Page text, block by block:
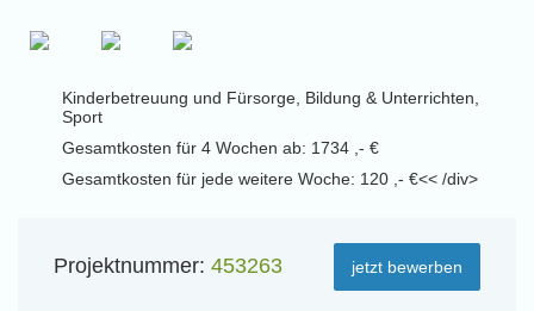
Kinderbetreuung und Fürsorge, Bildung & Unterrichten,
Sport
Gesamtkosten für 4 Wochen ab: 1734 ,- €
Gesamtkosten für jede weitere Woche: 120 ,- €<< /div>
Projektnummer: 453263 jetzt bewerben